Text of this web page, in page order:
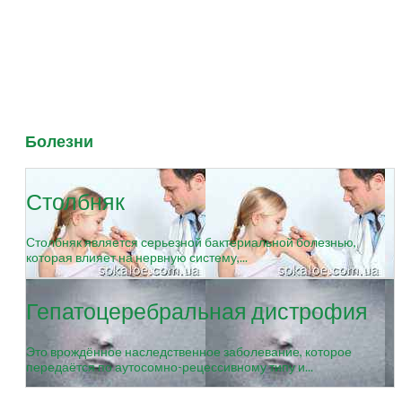
Болезни
Столбняк
Столбняк является серьезной бактериальной болезнью,
которая влияет на нервную систему,...
Гепатоцеребральная дистрофия
Это врождённое наследственное заболевание, которое
передаётся по аутосомно-рецессивному типу и...